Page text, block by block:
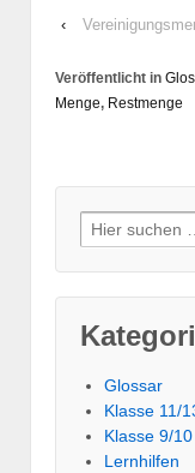
‹
Veröffentlicht in
Menge, Restmenge
Suche nach:
Glossar
Klasse 11/
Klasse 9/10
Lernhilfen